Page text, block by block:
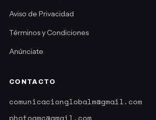
Aviso de Privacidad
Términos y Condiciones
Anúnciate
CONTACTO
comunicacionglobalm@gmail.com
photoamc@gmail.com